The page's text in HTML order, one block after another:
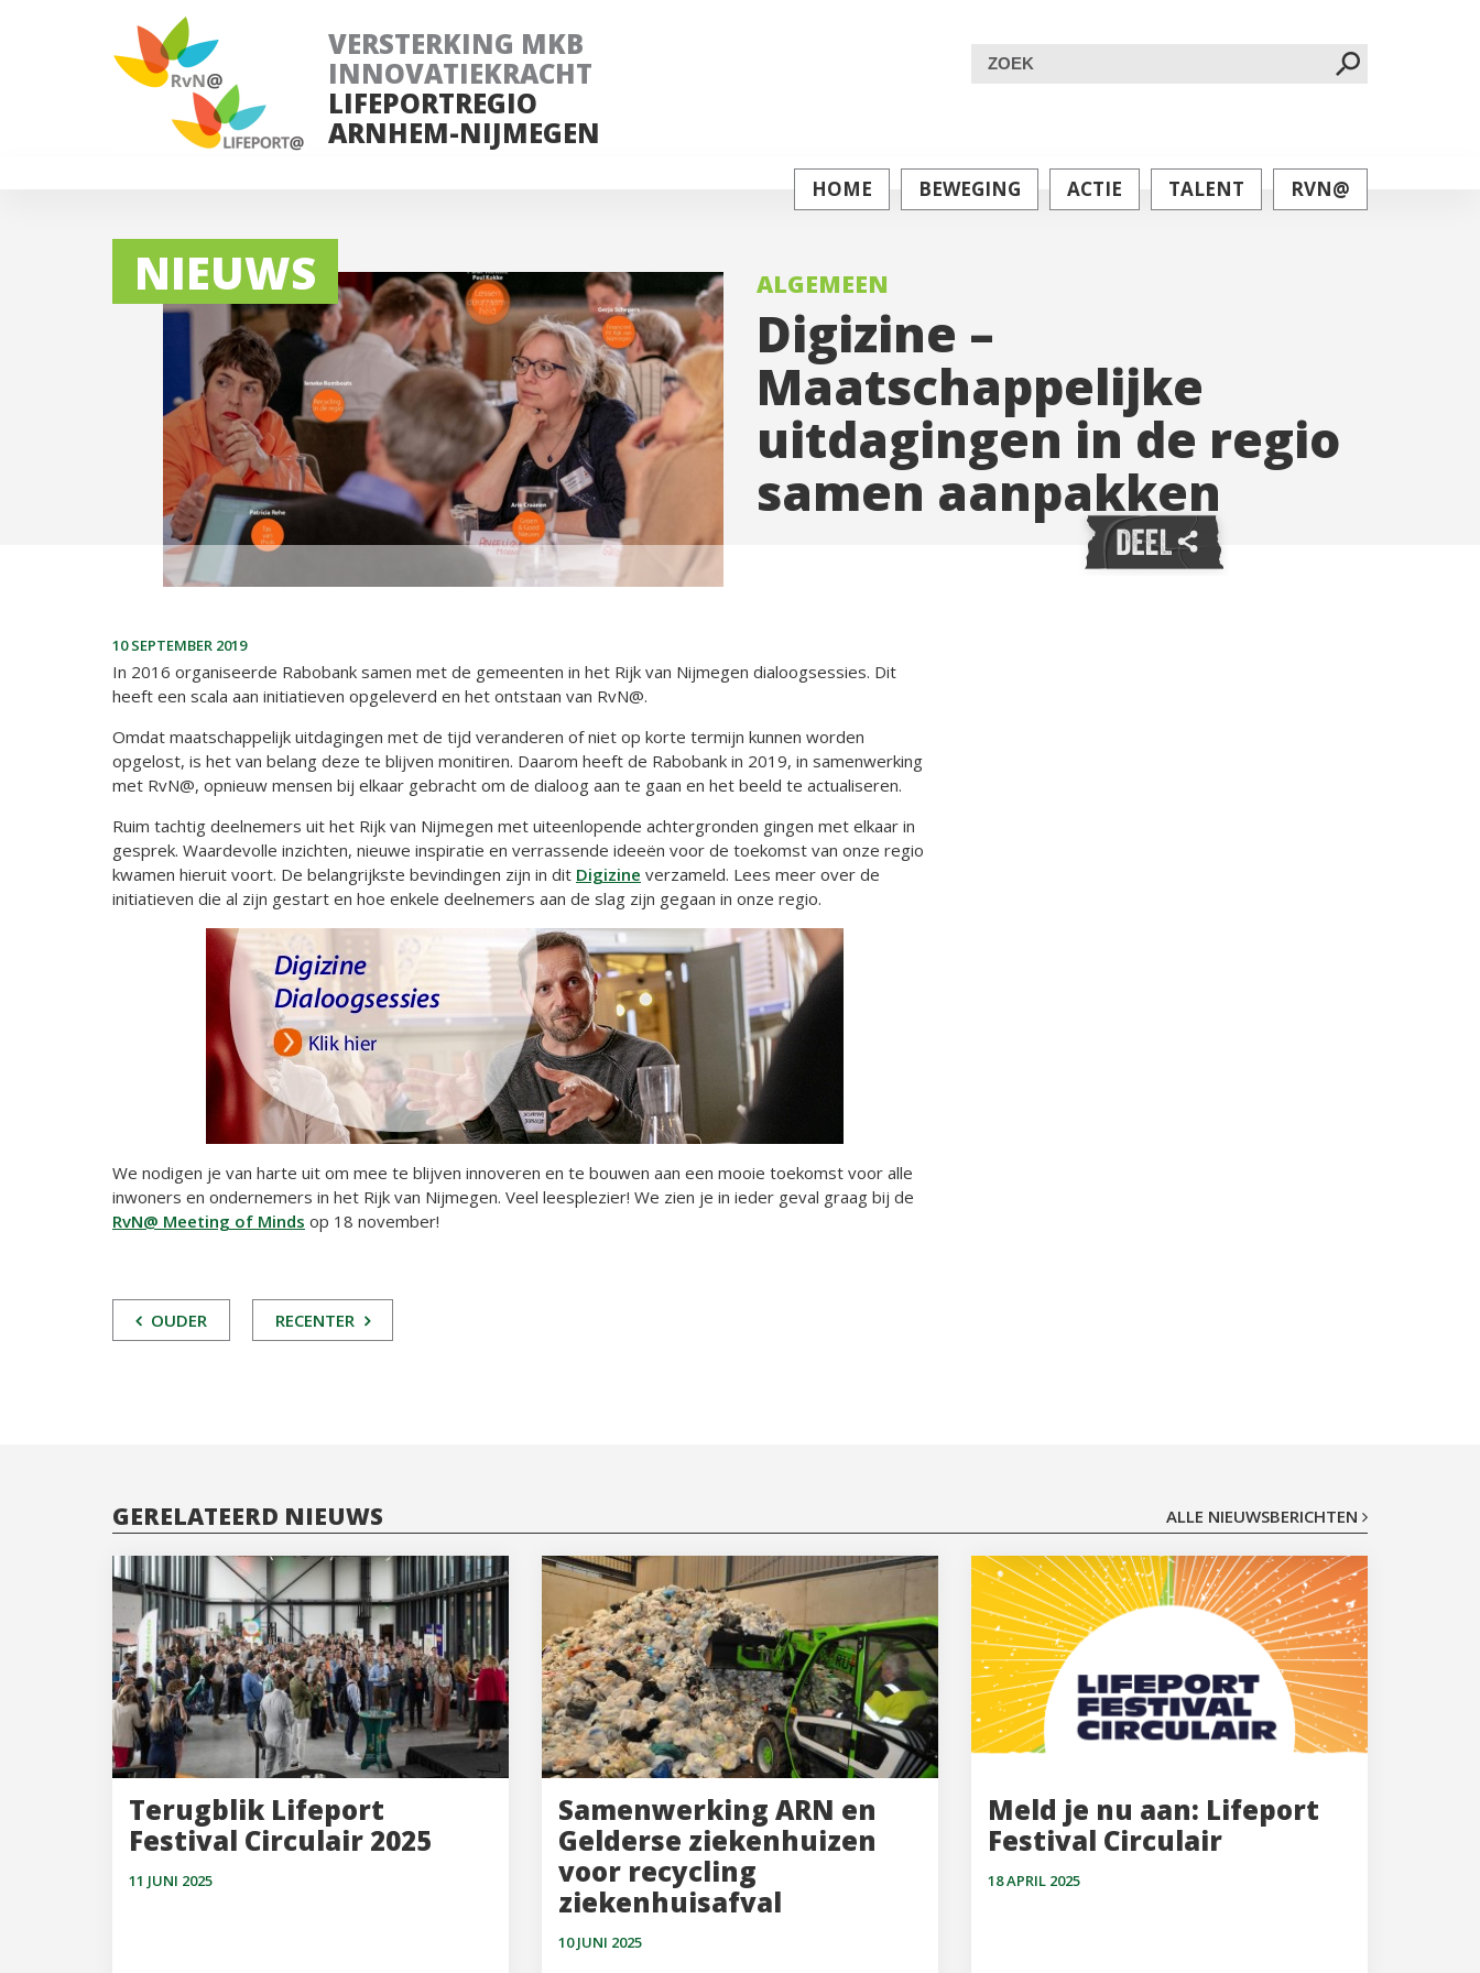
VERSTERKING MKB
INNOVATIEKRACHT
LIFEPORTREGIO
ARNHEM-NIJMEGEN
Zoeken
HOME BEWEGING ACTIE TALENT RVN@
NIEUWS ALGEMEEN
Digizine –
Maatschappelijke
uitdagingen in de regio
samen aanpakken
10 SEPTEMBER 2019
In 2016 organiseerde Rabobank samen met de gemeenten in het Rijk van Nijmegen dialoogsessies. Dit
heeft een scala aan initiatieven opgeleverd en het ontstaan van RvN@.
Omdat maatschappelijk uitdagingen met de tijd veranderen of niet op korte termijn kunnen worden
opgelost, is het van belang deze te blijven monitiren. Daarom heeft de Rabobank in 2019, in samenwerking
met RvN@, opnieuw mensen bij elkaar gebracht om de dialoog aan te gaan en het beeld te actualiseren.
Ruim tachtig deelnemers uit het Rijk van Nijmegen met uiteenlopende achtergronden gingen met elkaar in
gesprek. Waardevolle inzichten, nieuwe inspiratie en verrassende ideeën voor de toekomst van onze regio
kwamen hieruit voort. De belangrijkste bevindingen zijn in dit Digizine verzameld. Lees meer over de
initiatieven die al zijn gestart en hoe enkele deelnemers aan de slag zijn gegaan in onze regio.
We nodigen je van harte uit om mee te blijven innoveren en te bouwen aan een mooie toekomst voor alle
inwoners en ondernemers in het Rijk van Nijmegen. Veel leesplezier! We zien je in ieder geval graag bij de
RvN@ Meeting of Minds op 18 november!
POST
OUDER RECENTER
GERELATEERD NIEUWS ALLE NIEUWSBERICHTEN
Terugblik Lifeport
Festival Circulair 2025
11 JUNI 2025
Samenwerking ARN en
Gelderse ziekenhuizen
voor recycling
ziekenhuisafval
10 JUNI 2025
Meld je nu aan: Lifeport
Festival Circulair
18 APRIL 2025